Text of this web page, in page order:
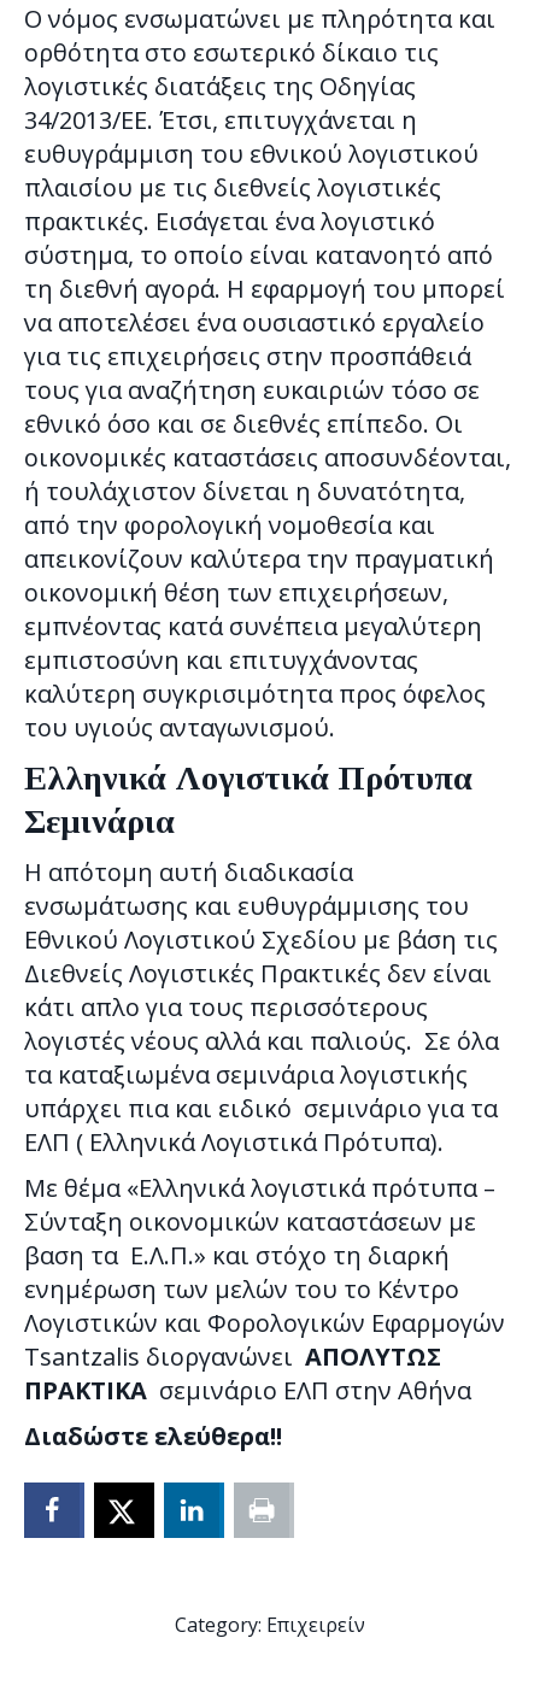
Ο νόμος ενσωματώνει με πληρότητα και
ορθότητα στο εσωτερικό δίκαιο τις
λογιστικές διατάξεις της Οδηγίας
34/2013/ΕΕ. Έτσι, επιτυγχάνεται η
ευθυγράμμιση του εθνικού λογιστικού
πλαισίου με τις διεθνείς λογιστικές
πρακτικές. Εισάγεται ένα λογιστικό
σύστημα, το οποίο είναι κατανοητό από
τη διεθνή αγορά. Η εφαρμογή του μπορεί
να αποτελέσει ένα ουσιαστικό εργαλείο
για τις επιχειρήσεις στην προσπάθειά
τους για αναζήτηση ευκαιριών τόσο σε
εθνικό όσο και σε διεθνές επίπεδο. Οι
οικονομικές καταστάσεις αποσυνδέονται,
ή τουλάχιστον δίνεται η δυνατότητα,
από την φορολογική νομοθεσία και
απεικονίζουν καλύτερα την πραγματική
οικονομική θέση των επιχειρήσεων,
εμπνέοντας κατά συνέπεια μεγαλύτερη
εμπιστοσύνη και επιτυγχάνοντας
καλύτερη συγκρισιμότητα προς όφελος
του υγιούς ανταγωνισμού.
Ελληνικά Λογιστικά Πρότυπα
Σεμινάρια
Η απότομη αυτή διαδικασία
ενσωμάτωσης και ευθυγράμμισης του
Εθνικού Λογιστικού Σχεδίου με βάση τις
Διεθνείς Λογιστικές Πρακτικές δεν είναι
κάτι απλο για τους περισσότερους
λογιστές νέους αλλά και παλιούς. Σε όλα
τα καταξιωμένα σεμινάρια λογιστικής
υπάρχει πια και ειδικό σεμινάριο για τα
ΕΛΠ ( Ελληνικά Λογιστικά Πρότυπα).
Με θέµα «Ελληνικά λογιστικά πρότυπα –
Σύνταξη οικονοµικών καταστάσεων µε
βαση τα Ε.Λ.Π.» και στόχο τη διαρκή
ενηµέρωση των µελών του το Κέντρο
Λογιστικών και Φορολογικών Εφαρμογών
Tsantzalis διοργανώνει ΑΠΟΛΥΤΩΣ
ΠΡΑΚΤΙΚΑ σεµινάριο ΕΛΠ στην Αθήνα
Διαδώστε ελεύθερα!!
Category: Επιχειρείν